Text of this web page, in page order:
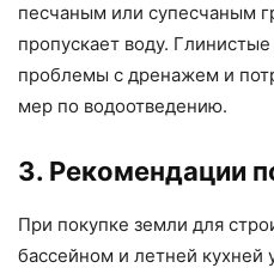
песчаным или супесчаным
пропускает воду.
проблемы с дренажем и
мер по водоотведению.
3. Рекомендации
При покупке земли для
бассейном и летней